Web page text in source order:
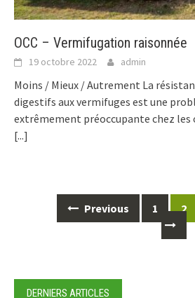
OCC – Vermifugation raisonnée
19 octobre 2022 admin
Moins / Mieux / Autrement La
digestifs aux vermifuges est une
extrêmement préoccupante chez les
[...]
navigation
Previous 1 2
DERNIERS ARTICLES